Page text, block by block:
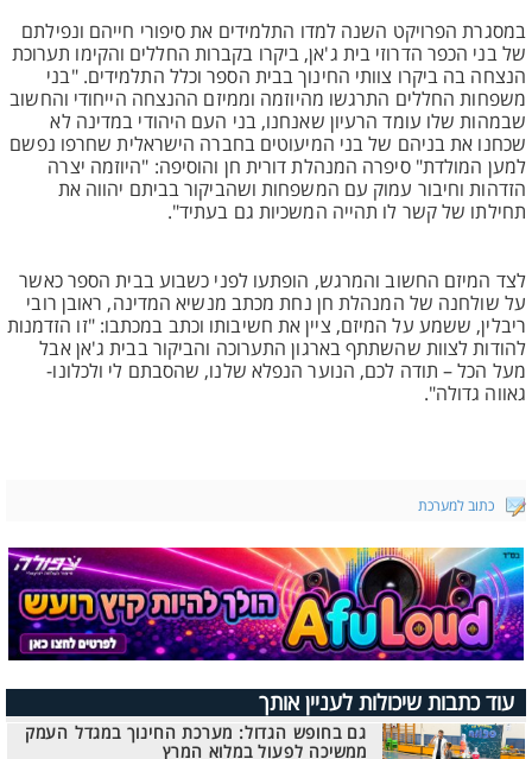
במסגרת הפרויקט השנה למדו התלמידים את סיפורי חייהם ונפילתם
של בני הכפר הדרוזי בית ג'אן, ביקרו בקברות החללים והקימו תערוכת
הנצחה בה ביקרו צוותי החינוך בבית הספר וכלל התלמידים. "בני
משפחות החללים התרגשו מהיוזמה וממיזם ההנצחה הייחודי והחשוב
שבמהות שלו עומד הרעיון שאנחנו, בני העם היהודי במדינה לא
שכחנו את בניהם של בני המיעוטים בחברה הישראלית שחרפו נפשם
למען המולדת" סיפרה המנהלת דורית חן והוסיפה: "היוזמה יצרה
הזדהות וחיבור עמוק עם המשפחות ושהביקור בביתם יהווה את
תחילתו של קשר לו תהייה המשכיות גם בעתיד".
לצד המיזם החשוב והמרגש, הופתעו לפני כשבוע בבית הספר כאשר
על שולחנה של המנהלת חן נחת מכתב מנשיא המדינה, ראובן רובי
ריבלין, ששמע על המיזם, ציין את חשיבותו וכתב במכתבו: "זו הזדמנות
להודות לצוות שהשתתף בארגון התערוכה והביקור בבית ג'אן אבל
מעל הכל – תודה לכם, הנוער הנפלא שלנו, שהסבתם לי ולכלונו-
גאווה גדולה".
כתוב למערכת
עוד כתבות שיכולות לעניין אותך
גם בחופש הגדול: מערכת החינוך במגדל העמק
ממשיכה לפעול במלוא המרץ